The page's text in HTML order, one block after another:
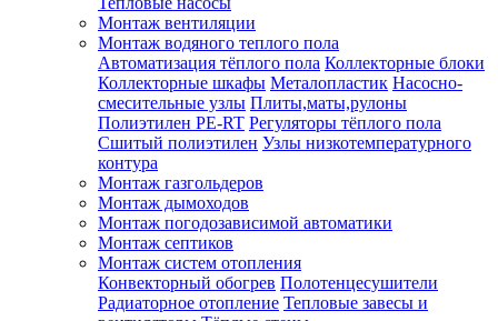
Монтаж вентиляции
Монтаж водяного теплого пола
Автоматизация тёплого пола Коллекторные блоки
Коллекторные шкафы Металопластик Насосно-
смесительные узлы Плиты,маты,рулоны
Полиэтилен PE-RT Регуляторы тёплого пола
Сшитый полиэтилен Узлы низкотемпературного
контура
Монтаж газгольдеров
Монтаж дымоходов
Монтаж погодозависимой автоматики
Монтаж септиков
Монтаж систем отопления
Конвекторный обогрев Полотенцесушители
Радиаторное отопление Тепловые завесы и